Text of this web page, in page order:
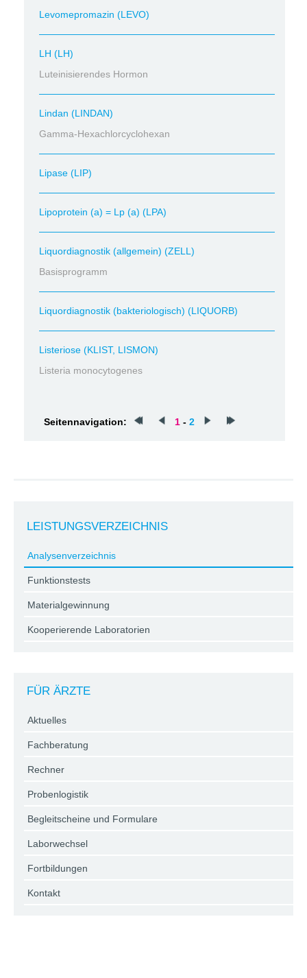
Levomepromazin (LEVO)
LH (LH)
Luteinisierendes Hormon
Lindan (LINDAN)
Gamma-Hexachlorcyclohexan
Lipase (LIP)
Lipoprotein (a) = Lp (a) (LPA)
Liquordiagnostik (allgemein) (ZELL)
Basisprogramm
Liquordiagnostik (bakteriologisch) (LIQUORB)
Listeriose (KLIST, LISMON)
Listeria monocytogenes
Seitennavigation: 1 - 2
LEISTUNGSVERZEICHNIS
Analysenverzeichnis
Funktionstests
Materialgewinnung
Kooperierende Laboratorien
FÜR ÄRZTE
Aktuelles
Fachberatung
Rechner
Probenlogistik
Begleitscheine und Formulare
Laborwechsel
Fortbildungen
Kontakt